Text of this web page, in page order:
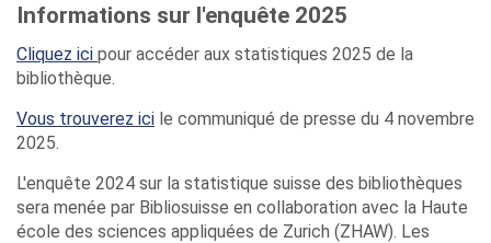
Informations sur l'enquête 2025
Cliquez ici pour accéder aux statistiques 2025 de la
bibliothèque.
Vous trouverez ici le communiqué de presse du 4 novembre
2025.
L'enquête 2024 sur la statistique suisse des bibliothèques
sera menée par Bibliosuisse en collaboration avec la Haute
école des sciences appliquées de Zurich (ZHAW). Les